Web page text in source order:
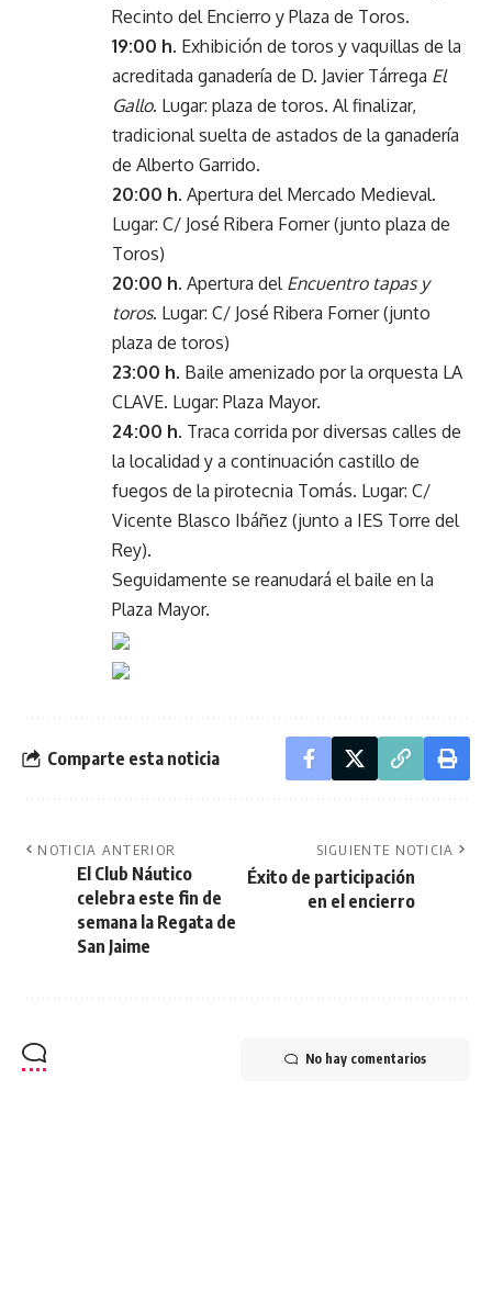
Recinto del Encierro y Plaza de Toros.
19:00 h. Exhibición de toros y vaquillas de la
acreditada ganadería de D. Javier Tárrega El
Gallo. Lugar: plaza de toros. Al finalizar,
tradicional suelta de astados de la ganadería
de Alberto Garrido.
20:00 h. Apertura del Mercado Medieval.
Lugar: C/ José Ribera Forner (junto plaza de
Toros)
20:00 h. Apertura del Encuentro tapas y
toros. Lugar: C/ José Ribera Forner (junto
plaza de toros)
23:00 h. Baile amenizado por la orquesta LA
CLAVE. Lugar: Plaza Mayor.
24:00 h. Traca corrida por diversas calles de
la localidad y a continuación castillo de
fuegos de la pirotecnia Tomás. Lugar: C/
Vicente Blasco Ibáñez (junto a IES Torre del
Rey).
Seguidamente se reanudará el baile en la
Plaza Mayor.
Comparte esta noticia
NOTICIA ANTERIOR
El Club Náutico
celebra este fin de
semana la Regata de
San Jaime
SIGUIENTE NOTICIA
Éxito de participación
en el encierro
No hay comentarios